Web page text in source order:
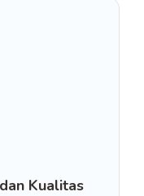
Kualitas